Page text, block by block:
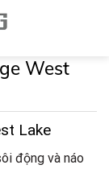
West
Lake
động và náo